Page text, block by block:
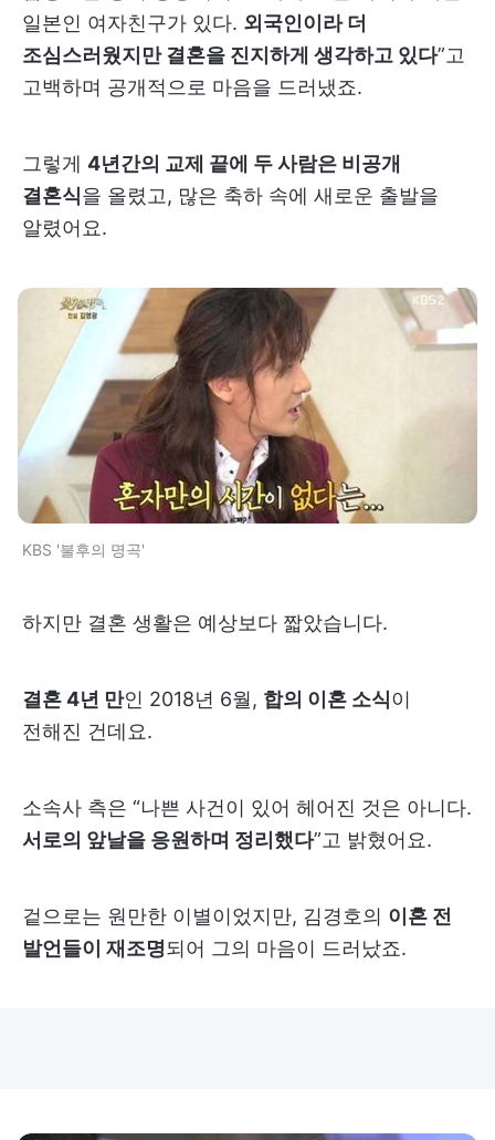
일본인 여자친구가 있다. 외국인이라 더
조심스러웠지만 결혼을 진지하게 생각하고 있다”고
고백하며 공개적으로 마음을 드러냈죠.
그렇게 4년간의 교제 끝에 두 사람은 비공개
결혼식을 올렸고, 많은 축하 속에 새로운 출발을
알렸어요.
KBS '불후의 명곡'
하지만 결혼 생활은 예상보다 짧았습니다.
결혼 4년 만인 2018년 6월, 합의 이혼 소식이
전해진 건데요.
소속사 측은 “나쁜 사건이 있어 헤어진 것은 아니다.
서로의 앞날을 응원하며 정리했다”고 밝혔어요.
겉으로는 원만한 이별이었지만, 김경호의 이혼 전
발언들이 재조명되어 그의 마음이 드러났죠.